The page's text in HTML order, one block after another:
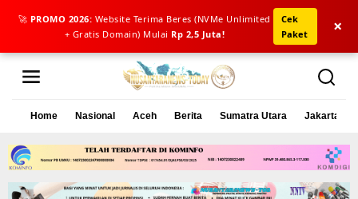
🚀 PROMO 2026: Website Terima Beres (NVMe Unlimited
+ Gratis Domain) Mulai Rp 2,5 Juta!
Cek
Paket
×
L
Home Nasional Aceh Berita Sumatra Utara Jakarta